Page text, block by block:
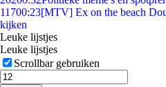
11700:23[MTV] Ex on the beach
kijken
Leuke lijstjes
Leuke lijstjes
Scrollbar gebruiken